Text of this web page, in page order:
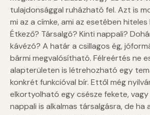
tulajdonsággal ruházható fel. Azt is
mi az a címke, ami az esetében
Étkező? Társalgó? Kinti nappali?
kávézó? A határ a csillagos ég,
bármi megvalósítható. Félreértés ne
alapterületen is létrehozható egy
konkrét funkcióval bír. Ettől még
elkortyolható egy csésze fekete,
nappali is alkalmas társalgásra, de ha